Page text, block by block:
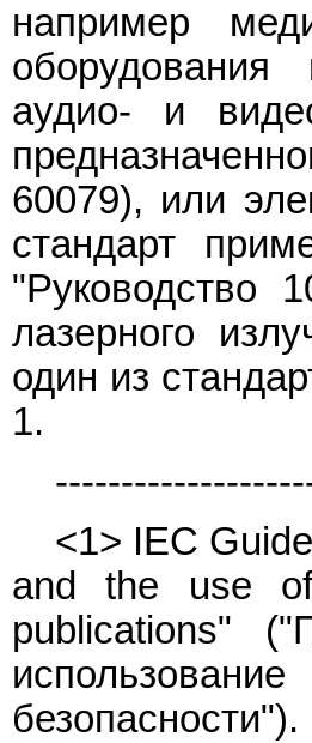
например
аудио- и
60079), или
стандарт
"Руководство
лазерного
один из
1.
<1> IEC
and the use
publications"
безопасности").